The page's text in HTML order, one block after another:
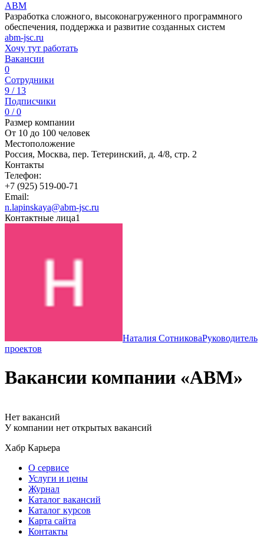
ABM
Разработка сложного, высоконагруженного программного
обеспечения, поддержка и развитие созданных систем
abm-jsc.ru
Хочу тут работать
Вакансии
0
Сотрудники
9 / 13
Подписчики
0 / 0
Размер компании
От 10 до 100 человек
Местоположение
Россия, Москва, пер. Тетеринский, д. 4/8, стр. 2
Контакты
Телефон:
+7 (925) 519-00-71
Email:
n.lapinskaya@abm-jsc.ru
Контактные лица1
Наталия СотниковаРуководитель
проектов
Вакансии компании «ABM»
Нет вакансий
У компании нет открытых вакансий
Хабр Карьера
О сервисе
Услуги и цены
Журнал
Каталог вакансий
Каталог курсов
Карта сайта
Контакты